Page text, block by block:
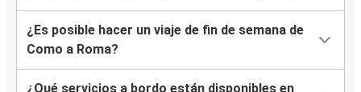
¿Es posible hacer un viaje de fin de semana de
Como a Roma?
¿Qué servicios a bordo están disponibles en